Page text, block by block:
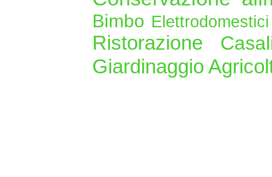
Bimbo
Ristorazione
Giardinaggio